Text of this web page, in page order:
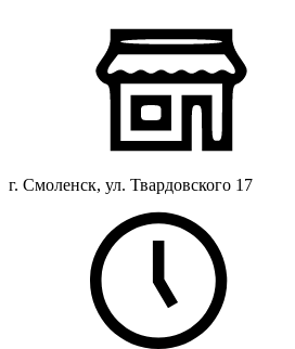
г. Смоленск, ул. Твардовского 17